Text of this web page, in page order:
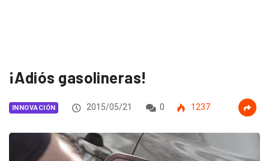
¡Adiós gasolineras!
INNOVACIÓN 2015/05/21 0 1237